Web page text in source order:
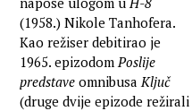
(1958.) Nikole Tanhofera.
Kao režiser debitirao je
1965. epizodomPoslije
predstave omnibusaKljuč
(druge dvije epizode režirali